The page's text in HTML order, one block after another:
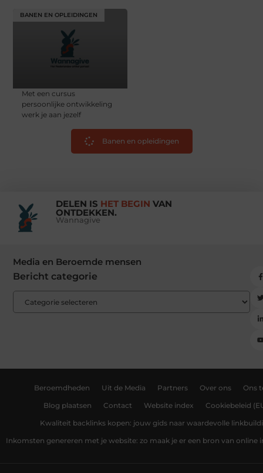
BANEN EN OPLEIDINGEN
Met een cursus
persoonlijke ontwikkeling
werk je aan jezelf
Banen en opleidingen
DELEN IS HET BEGIN VAN
ONTDEKKEN.
Wannagive
Media en Beroemde mensen
Bericht categorie
Beroemdheden Uit de Media Partners Over ons Ons
Blog plaatsen Contact Website index Cookiebeleid
Kwaliteit backlinks kopen: jouw gids naar waardevolle
Inkomsten genereren met je website: zo maak je er een bron van online